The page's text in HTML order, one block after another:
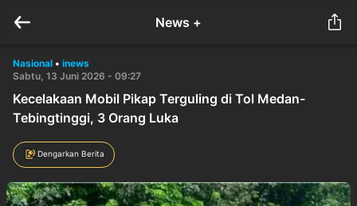
News +
Nasional • inews
Sabtu, 13 Juni 2026 - 09:27
Kecelakaan Mobil Pikap Terguling di Tol Medan-
Tebingtinggi, 3 Orang Luka
Dengarkan Berita